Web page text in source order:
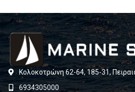
Κολοκοτρώνη 62-64, 185-31,
6934305000